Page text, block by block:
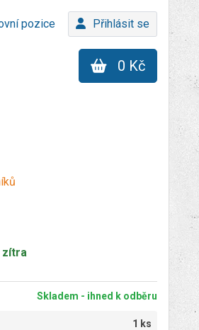
pozice Přihlásit se
0 Kč
zítra
Skladem - ihned k odběru
1 ks